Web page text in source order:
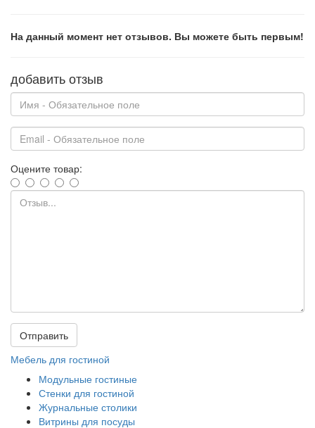
На данный момент нет отзывов. Вы можете быть первым!
добавить отзыв
Оцените товар:
Отправить
Мебель для гостиной
Модульные гостиные
Стенки для гостиной
Журнальные столики
Витрины для посуды